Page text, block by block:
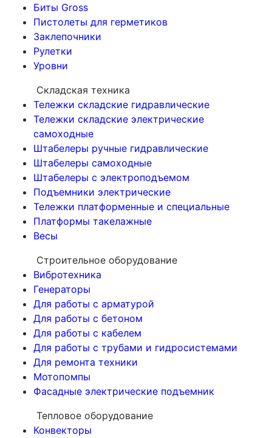
Биты Gross
Пистолеты для герметиков
Заклепочники
Рулетки
Уровни
Складская техника
Тележки складские гидравлические
Тележки складские электрические
самоходные
Штабелеры ручные гидравлические
Штабелеры самоходные
Штабелеры с электроподъемом
Подъемники электрические
Тележки платформенные и специальные
Платформы такелажные
Весы
Строительное оборудование
Вибротехника
Генераторы
Для работы с арматурой
Для работы с бетоном
Для работы с кабелем
Для работы с трубами и гидросистемами
Для ремонта техники
Мотопомпы
Фасадные электрические подъемник
Тепловое оборудование
Конвекторы